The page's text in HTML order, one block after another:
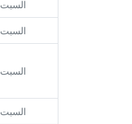
السبت
السبت
السبت
السبت